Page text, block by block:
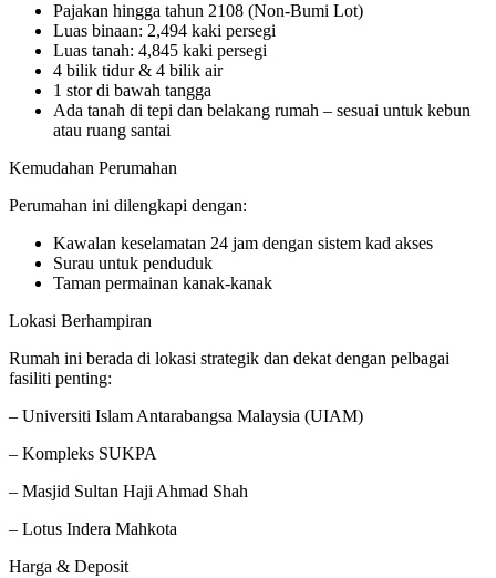
Pajakan hingga tahun 2108 (Non-Bumi Lot)
Luas binaan: 2,494 kaki persegi
Luas tanah: 4,845 kaki persegi
4 bilik tidur & 4 bilik air
1 stor di bawah tangga
Ada tanah di tepi dan belakang rumah – sesuai untuk kebun
atau ruang santai
Kemudahan Perumahan
Perumahan ini dilengkapi dengan:
Kawalan keselamatan 24 jam dengan sistem kad akses
Surau untuk penduduk
Taman permainan kanak-kanak
Lokasi Berhampiran
Rumah ini berada di lokasi strategik dan dekat dengan pelbagai
fasiliti penting:
– Universiti Islam Antarabangsa Malaysia (UIAM)
– Kompleks SUKPA
– Masjid Sultan Haji Ahmad Shah
– Lotus Indera Mahkota
Harga & Deposit